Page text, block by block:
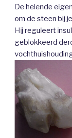
De helende
om de steen bij
Hij reguleert
geblokkeerd